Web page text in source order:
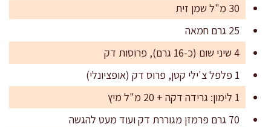
30 מ"ל שמן זית
25 גרם חמאה
4 שיני שום (כ-16 גרם), פרוסות דק
1 פלפל צ'ילי קטן, פרוס דק (אופציונלי)
1 לימון: גרידה דקה + 20 מ"ל מיץ
70 גרם פרמזן מגוררת דק ועוד מעט להגשה